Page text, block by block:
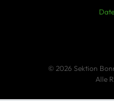
© 2026 Sektion
Alle